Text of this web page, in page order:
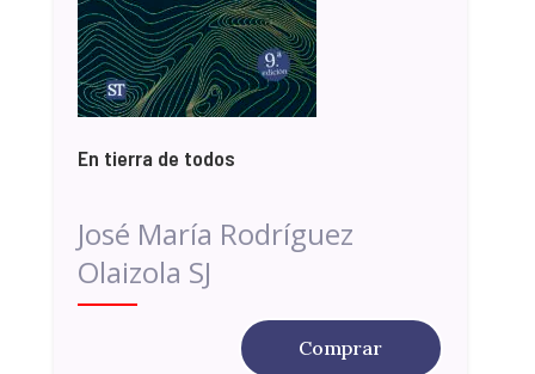
En tierra de todos
José María Rodríguez
Olaizola SJ
Comprar